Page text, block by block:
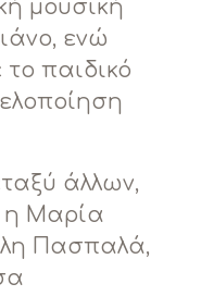
μουσική
ενώ
το παιδικό
άλλων,
η Μαρία
Πασπαλά,